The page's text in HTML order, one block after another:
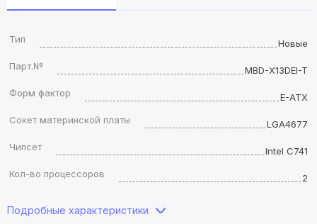
Тип
Новые
Парт.№
MBD-X13DEI-T
Форм фактор
E-ATX
Сокет материнской платы
LGA4677
Чипсет
Intel C741
Кол-во процессоров
2
Подробные характеристики